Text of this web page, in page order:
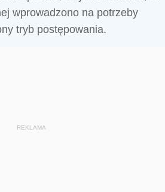
wprowadzono na potrzeby
tryb postępowania.
REKLAMA